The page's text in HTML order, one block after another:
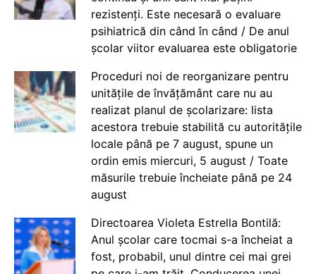
rezistenți. Este necesară o evaluare
psihiatrică din când în când / De anul
școlar viitor evaluarea este obligatorie
Proceduri noi de reorganizare pentru
unitățile de învățământ care nu au
realizat planul de școlarizare: lista
acestora trebuie stabilită cu autoritățile
locale până pe 7 august, spune un
ordin emis miercuri, 5 august / Toate
măsurile trebuie încheiate până pe 24
august
Directoarea Violeta Estrella Bontilă:
Anul școlar care tocmai s-a încheiat a
fost, probabil, unul dintre cei mai grei